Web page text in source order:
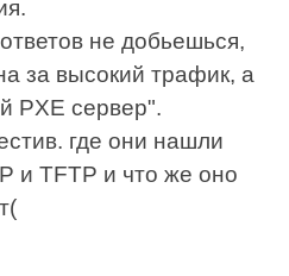
не добьешься,
за высокий трафик, а
PXE сервер".
где они нашли
и TFTP и что же оно